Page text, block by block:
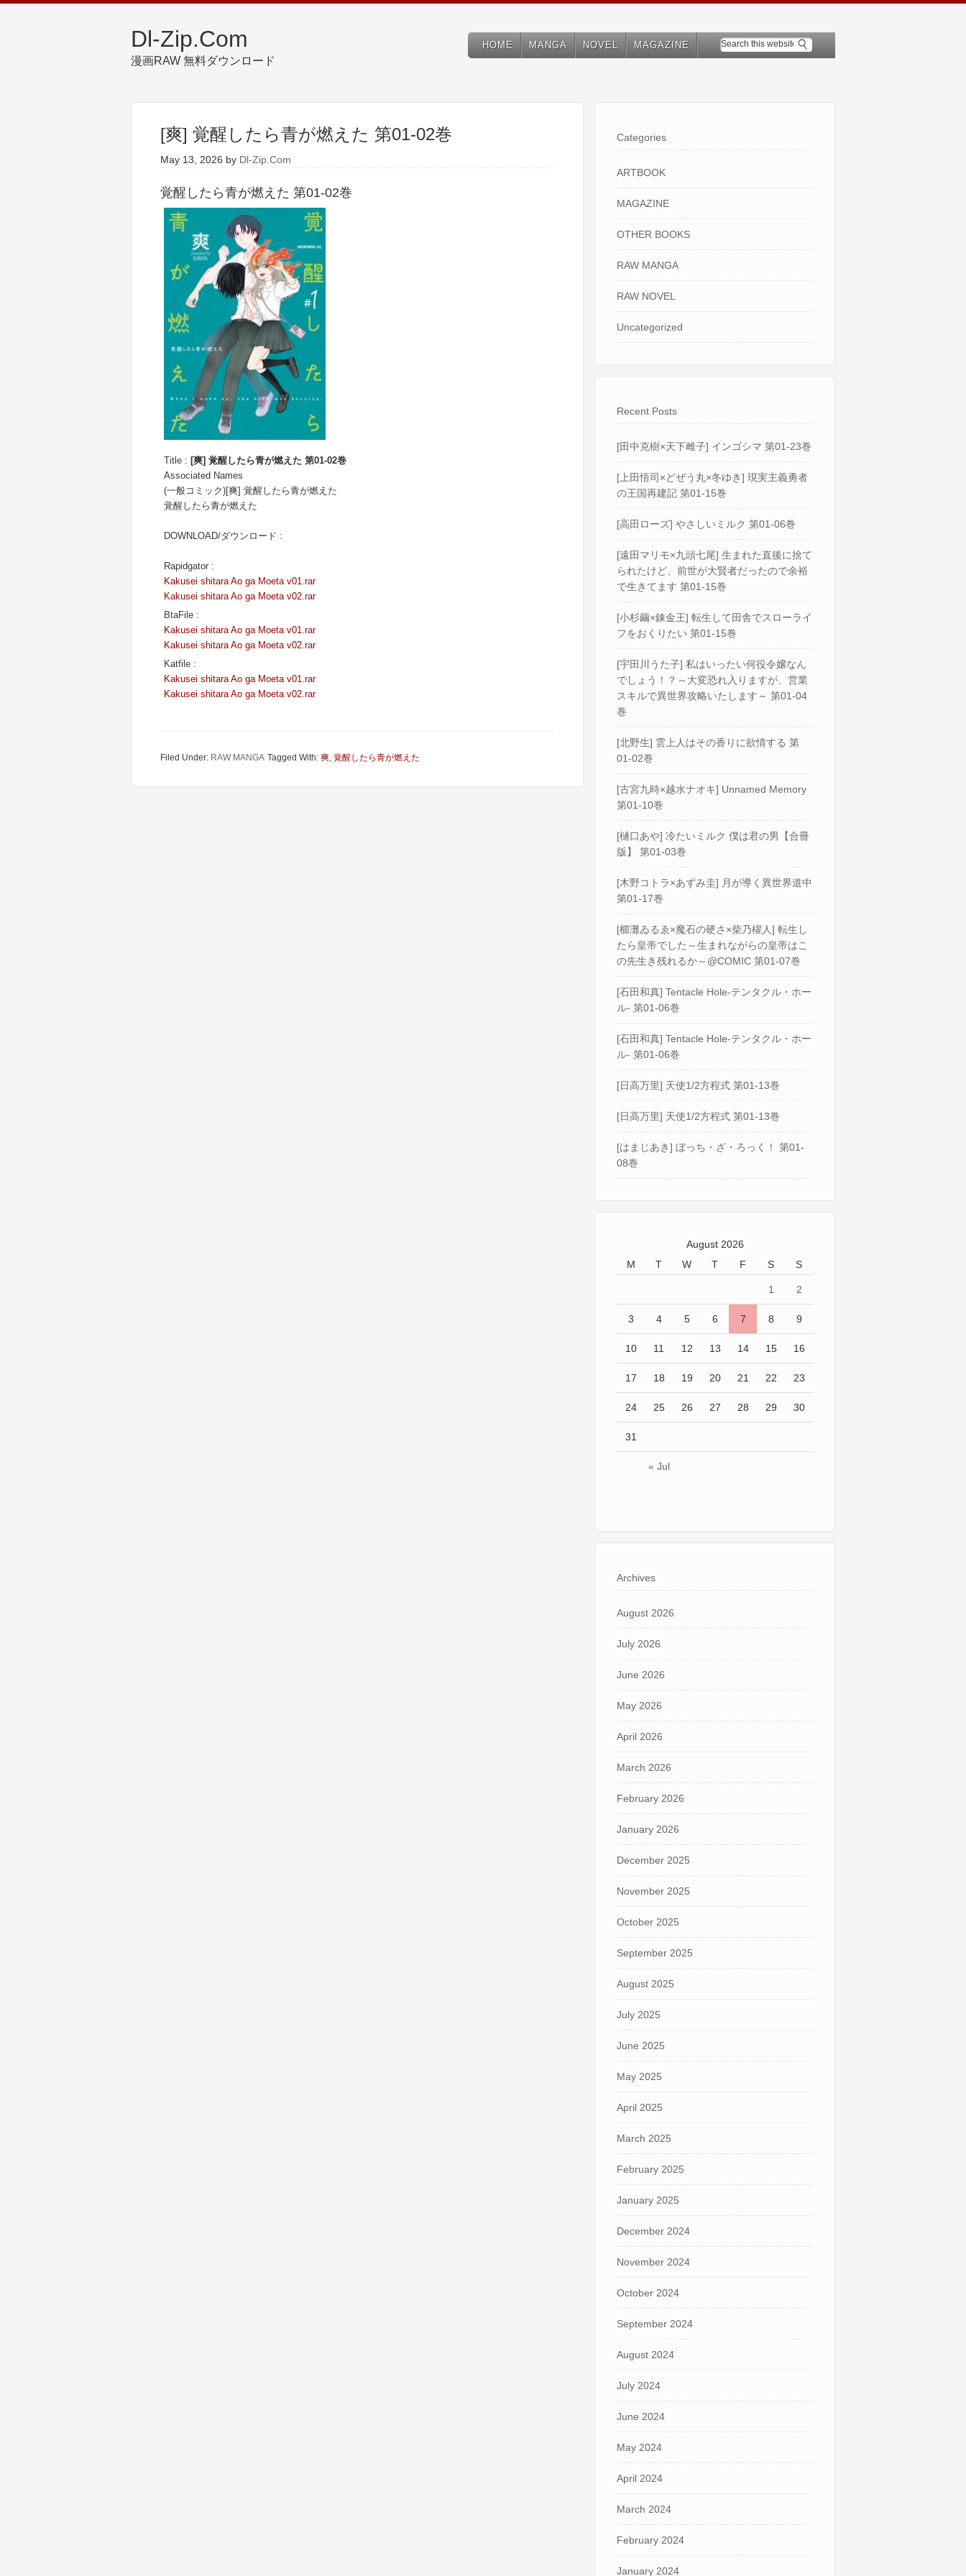
Dl-Zip.Com
漫画RAW 無料ダウンロード
HOME MANGA NOVEL MAGAZINE
[爽] 覚醒したら青が燃えた 第01-02巻
May 13, 2026 by Dl-Zip.Com
覚醒したら青が燃えた 第01-02巻
Title : [爽] 覚醒したら青が燃えた 第01-02巻
Associated Names
(一般コミック)[爽] 覚醒したら青が燃えた
覚醒したら青が燃えた
DOWNLOAD/ダウンロード :
Rapidgator :
Kakusei shitara Ao ga Moeta v01.rar
Kakusei shitara Ao ga Moeta v02.rar
BtaFile :
Kakusei shitara Ao ga Moeta v01.rar
Kakusei shitara Ao ga Moeta v02.rar
Katfile :
Kakusei shitara Ao ga Moeta v01.rar
Kakusei shitara Ao ga Moeta v02.rar
Filed Under: RAW MANGA Tagged With: 爽, 覚醒したら青が燃えた
Categories
ARTBOOK
MAGAZINE
OTHER BOOKS
RAW MANGA
RAW NOVEL
Uncategorized
Recent Posts
[田中克樹×天下雌子] インゴシマ 第01-23巻
[上田悟司×どぜう丸×冬ゆき] 現実主義勇者
の王国再建記 第01-15巻
[高田ローズ] やさしいミルク 第01-06巻
[遠田マリモ×九頭七尾] 生まれた直後に捨て
られたけど、前世が大賢者だったので余裕
で生きてます 第01-15巻
[小杉繭×錬金王] 転生して田舎でスローライ
フをおくりたい 第01-15巻
[宇田川うた子] 私はいったい何役令嬢なん
でしょう！？～大変恐れ入りますが、営業
スキルで異世界攻略いたします～ 第01-04
巻
[北野生] 雲上人はその香りに欲情する 第
01-02巻
[古宮九時×越水ナオキ] Unnamed Memory
第01-10巻
[樋口あや] 冷たいミルク 僕は君の男【合冊
版】 第01-03巻
[木野コトラ×あずみ圭] 月が導く異世界道中
第01-17巻
[櫛灘ゐるゑ×魔石の硬さ×柴乃櫂人] 転生し
たら皇帝でした～生まれながらの皇帝はこ
の先生き残れるか～@COMIC 第01-07巻
[石田和真] Tentacle Hole-テンタクル・ホー
ル- 第01-06巻
[石田和真] Tentacle Hole-テンタクル・ホー
ル- 第01-06巻
[日高万里] 天使1/2方程式 第01-13巻
[日高万里] 天使1/2方程式 第01-13巻
[はまじあき] ぼっち・ざ・ろっく！ 第01-
08巻
August 2026
M
T W T F S S
« Jul
1 2
3 4 5 6 7 8 9
10 11 12 13 14 15 16
17 18 19 20 21 22 23
24 25 26 27 28 29 30
31
Archives
August 2026
July 2026
June 2026
May 2026
April 2026
March 2026
February 2026
January 2026
December 2025
November 2025
October 2025
September 2025
August 2025
July 2025
June 2025
May 2025
April 2025
March 2025
February 2025
January 2025
December 2024
November 2024
October 2024
September 2024
August 2024
July 2024
June 2024
May 2024
April 2024
March 2024
February 2024
January 2024